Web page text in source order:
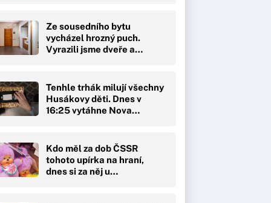
Ze sousedního bytu
vycházel hrozný puch.
Vyrazili jsme dveře a
Tenhle trhák milují všechny
Husákovy děti. Dnes v
16:25 vytáhne Nova…
Kdo měl za dob ČSSR
tohoto upírka na hraní,
dnes si za něj u…